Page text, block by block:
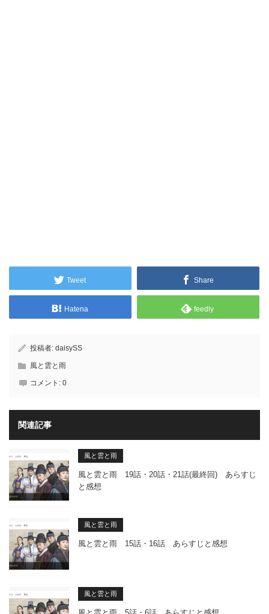
Tweet Share
Hatena feedly
投稿者: daisySS
風と雲と雨
コメント: 0
関連記事
風と雲と雨
風と雲と雨 19話・20話・21話(最終回) あらすじ
と感想
風と雲と雨
風と雲と雨 15話・16話 あらすじと感想
風と雲と雨